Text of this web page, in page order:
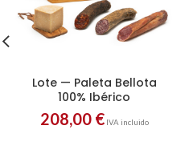
Lote — Paleta Bellota
100% Ibérico
208,00 € IVA incluido